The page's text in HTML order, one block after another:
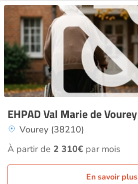
EHPAD Val Marie de Vourey
Vourey (38210)
À partir de 2 310€ par mois
En savoir plus